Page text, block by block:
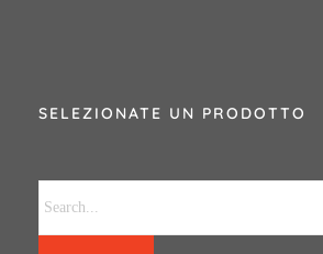
SELEZIONATE UN PRODOTTO